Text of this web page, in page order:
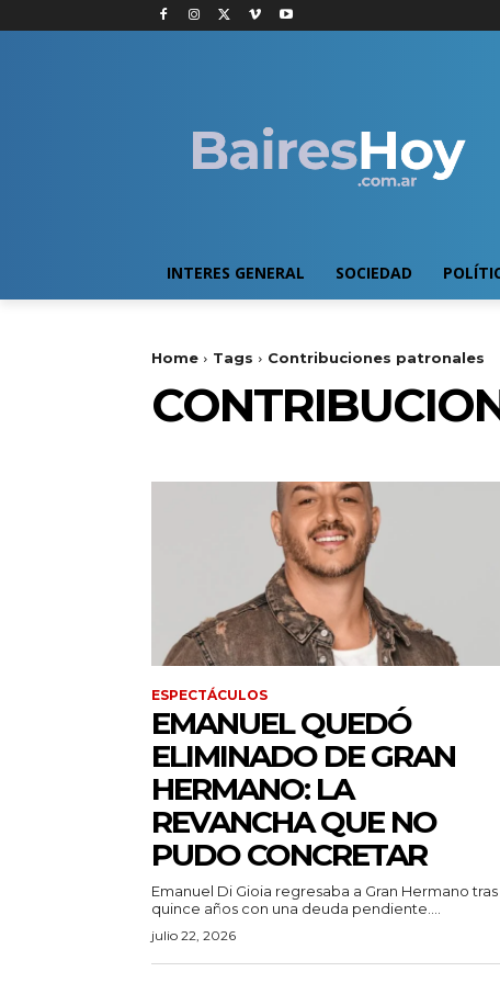
INTERES GENERAL SOCIEDAD
Home Tags Contribuciones patronales
ESPECTÁCULOS
EMANUEL QUEDÓ
ELIMINADO DE GRAN
HERMANO: LA
REVANCHA QUE NO
PUDO CONCRETAR
Emanuel Di Gioia regresaba a Gran Hermano tras
quince años con una deuda pendiente....
julio 22, 2026